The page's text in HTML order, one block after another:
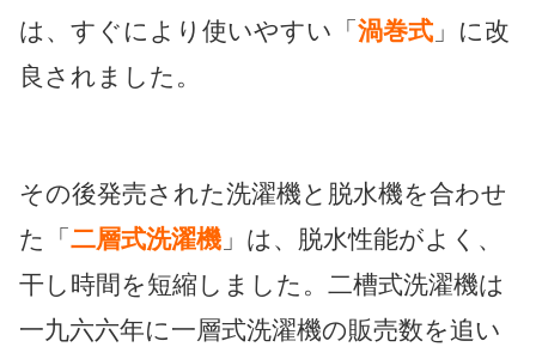
は、すぐにより使いやすい「 渦巻式 」に改
良されました。
その後発売された洗濯機と脱水機を合わせ
た「 二層式洗濯機 」は、脱水性能がよく、
干し時間を短縮しました。二槽式洗濯機は
一九六六年に一層式洗濯機の販売数を追い